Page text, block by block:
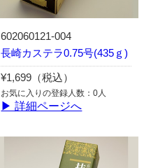
602060121-004
長崎カステラ0.75号(435ｇ)
¥1,699（税込）
お気に入りの登録人数：0人
▶ 詳細ページへ